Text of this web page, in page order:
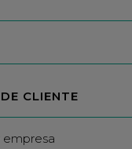
CLIENTE